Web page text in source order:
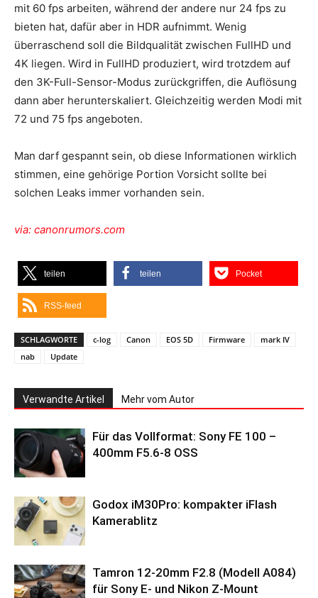
mit 60 fps arbeiten, während der andere nur 24 fps zu
bieten hat, dafür aber in HDR aufnimmt. Wenig
überraschend soll die Bildqualität zwischen FullHD und
4K liegen. Wird in FullHD produziert, wird trotzdem auf
den 3K-Full-Sensor-Modus zurückgriffen, die Auflösung
dann aber herunterskaliert. Gleichzeitig werden Modi mit
72 und 75 fps angeboten.
Man darf gespannt sein, ob diese Informationen wirklich
stimmen, eine gehörige Portion Vorsicht sollte bei
solchen Leaks immer vorhanden sein.
via: canonrumors.com
teilen teilen Pocket
RSS-feed
SCHLAGWORTE c-log Canon EOS 5D Firmware
mark IV
nab
Update
Verwandte Artikel Mehr vom Autor
Für das Vollformat: Sony FE 100 –
400mm F5.6-8 OSS
Godox iM30Pro: kompakter iFlash
Kamerablitz
Tamron 12-20mm F2.8 (Modell A084)
für Sony E- und Nikon Z-Mount